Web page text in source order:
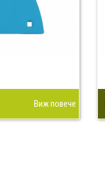
Виж повече